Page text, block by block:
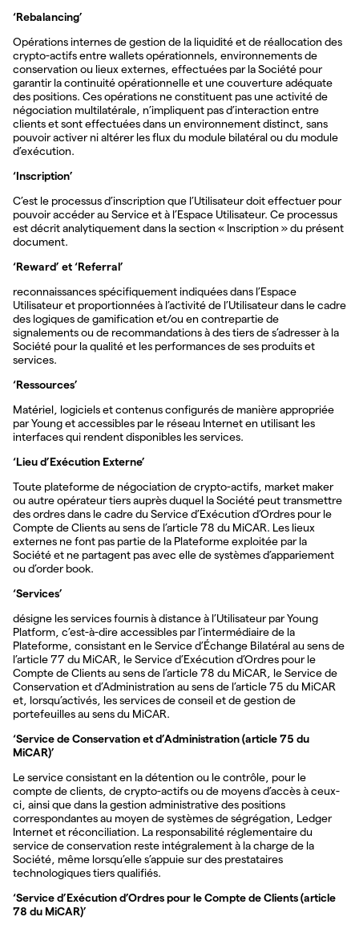
‘Rebalancing’
Opérations internes de gestion de la liquidité et de réallocation des
crypto-actifs entre wallets opérationnels, environnements de
conservation ou lieux externes, effectuées par la Société pour
garantir la continuité opérationnelle et une couverture adéquate
des positions. Ces opérations ne constituent pas une activité de
négociation multilatérale, n’impliquent pas d’interaction entre
clients et sont effectuées dans un environnement distinct, sans
pouvoir activer ni altérer les flux du module bilatéral ou du module
d’exécution.
‘Inscription’
C’est le processus d’inscription que l’Utilisateur doit effectuer pour
pouvoir accéder au Service et à l’Espace Utilisateur. Ce processus
est décrit analytiquement dans la section « Inscription » du présent
document.
‘Reward’ et ‘Referral’
reconnaissances spécifiquement indiquées dans l’Espace
Utilisateur et proportionnées à l’activité de l’Utilisateur dans le cadre
des logiques de gamification et/ou en contrepartie de
signalements ou de recommandations à des tiers de s’adresser à la
Société pour la qualité et les performances de ses produits et
services.
‘Ressources’
Matériel, logiciels et contenus configurés de manière appropriée
par Young et accessibles par le réseau Internet en utilisant les
interfaces qui rendent disponibles les services.
‘Lieu d’Exécution Externe’
Toute plateforme de négociation de crypto-actifs, market maker
ou autre opérateur tiers auprès duquel la Société peut transmettre
des ordres dans le cadre du Service d’Exécution d’Ordres pour le
Compte de Clients au sens de l’article 78 du MiCAR. Les lieux
externes ne font pas partie de la Plateforme exploitée par la
Société et ne partagent pas avec elle de systèmes d’appariement
ou d’order book.
‘Services’
désigne les services fournis à distance à l’Utilisateur par Young
Platform, c’est-à-dire accessibles par l’intermédiaire de la
Plateforme, consistant en le Service d’Échange Bilatéral au sens de
l’article 77 du MiCAR, le Service d’Exécution d’Ordres pour le
Compte de Clients au sens de l’article 78 du MiCAR, le Service de
Conservation et d’Administration au sens de l’article 75 du MiCAR
et, lorsqu’activés, les services de conseil et de gestion de
portefeuilles au sens du MiCAR.
‘Service de Conservation et d’Administration (article 75 du
MiCAR)’
Le service consistant en la détention ou le contrôle, pour le
compte de clients, de crypto-actifs ou de moyens d’accès à ceux-
ci, ainsi que dans la gestion administrative des positions
correspondantes au moyen de systèmes de ségrégation, Ledger
Internet et réconciliation. La responsabilité réglementaire du
service de conservation reste intégralement à la charge de la
Société, même lorsqu’elle s’appuie sur des prestataires
technologiques tiers qualifiés.
‘Service d’Exécution d’Ordres pour le Compte de Clients (article
78 du MiCAR)’